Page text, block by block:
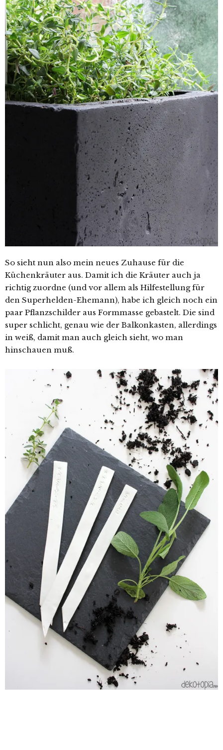
So sieht nun also mein neues Zuhause für die
Küchenkräuter aus. Damit ich die Kräuter auch ja
richtig zuordne (und vor allem als Hilfestellung für
den Superhelden-Ehemann), habe ich gleich noch ein
paar Pflanzschilder aus Formmasse gebastelt. Die sind
super schlicht, genau wie der Balkonkasten, allerdings
in weiß, damit man auch gleich sieht, wo man
hinschauen muß.